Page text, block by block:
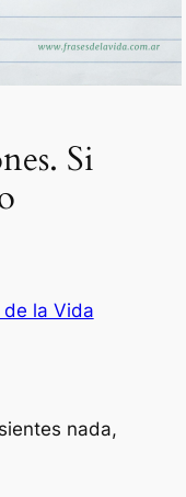
Si
de la Vida
nada,